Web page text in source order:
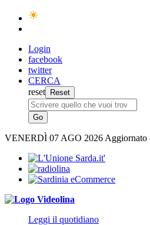
Login
facebook
twitter
CERCA
reset
VENERDÌ 07 AGO 2026 Aggiornato
Leggi il quotidiano